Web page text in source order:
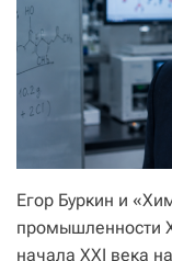
Егор Буркин и
промышленности
начала XXI века